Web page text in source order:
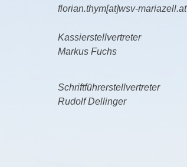
florian.thym[at]wsv-mariazell.at
Kassierstellvertreter
Markus Fuchs
Schriftführerstellvertreter
Rudolf Dellinger